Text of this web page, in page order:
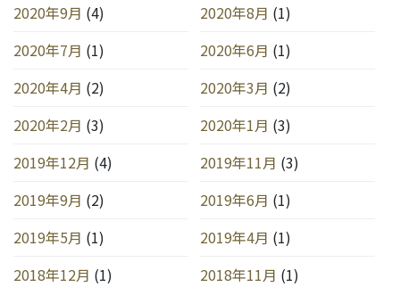
2020年9月 (4) 2020年8月 (1)
2020年7月 (1) 2020年6月 (1)
2020年4月 (2) 2020年3月 (2)
2020年2月 (3) 2020年1月 (3)
2019年12月 (4) 2019年11月 (3)
2019年9月 (2) 2019年6月 (1)
2019年5月 (1) 2019年4月 (1)
2018年12月 (1) 2018年11月 (1)